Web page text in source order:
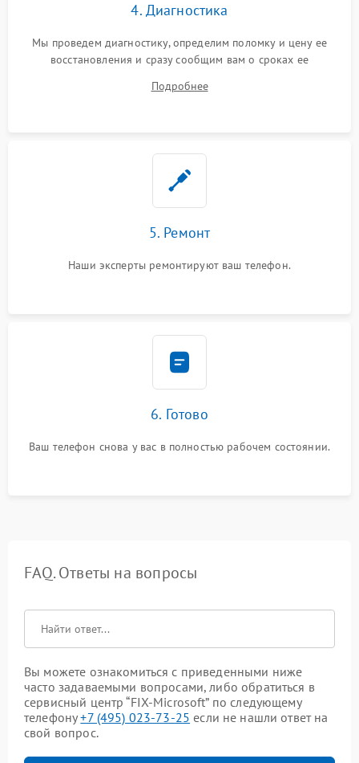
4. Диагностика
Мы проведем диагностику, определим поломку и цену ее
восстановления и сразу сообщим вам о сроках ее
Подробнее
5. Ремонт
Наши эксперты ремонтируют ваш телефон.
6. Готово
Ваш телефон снова у вас в полностью рабочем состоянии.
FAQ. Ответы на вопросы
Вы можете ознакомиться с приведенными ниже
часто задаваемыми вопросами, либо обратиться в
сервисный центр “FIX-Microsoft” по следующему
телефону+7 (495) 023-73-25 если не нашли ответ на
свой вопрос.